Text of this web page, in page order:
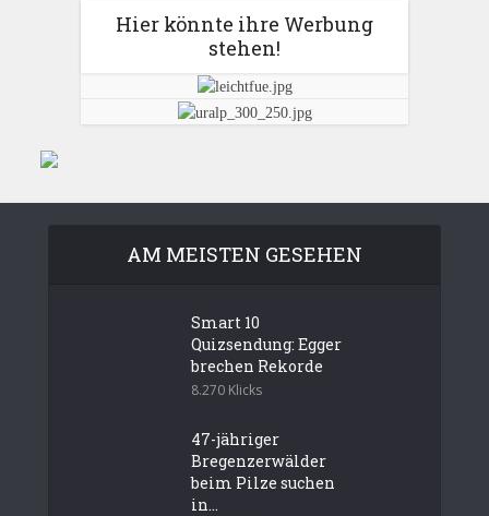
Hier könnte ihre Werbung
stehen!
AM MEISTEN GESEHEN
Smart 10
Quizsendung: Egger
brechen Rekorde
8.270 Klicks
47-jähriger
Bregenzerwälder
beim Pilze suchen
in...